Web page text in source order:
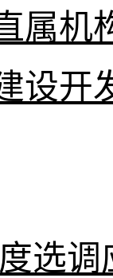
属机
设开
选